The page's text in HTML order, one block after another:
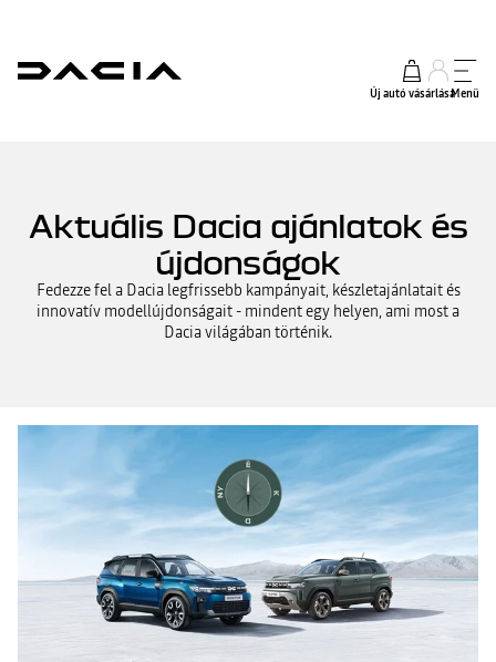
Új autó vásárlásaMenü
Aktuális Dacia ajánlatok és
újdonságok
Fedezze fel a Dacia legfrissebb kampányait, készletajánlatait és
innovatív modellújdonságait - mindent egy helyen, ami most a
Dacia világában történik.